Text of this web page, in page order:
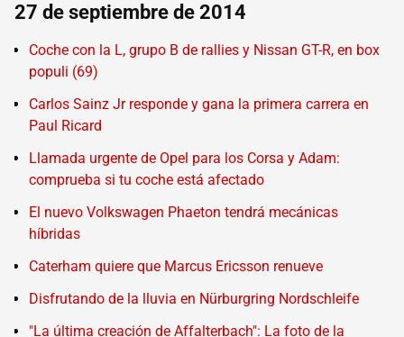
27 de septiembre de 2014
Coche con la L, grupo B de rallies y Nissan GT-R, en box
populi (69)
Carlos Sainz Jr responde y gana la primera carrera en
Paul Ricard
Llamada urgente de Opel para los Corsa y Adam:
comprueba si tu coche está afectado
El nuevo Volkswagen Phaeton tendrá mecánicas
híbridas
Caterham quiere que Marcus Ericsson renueve
Disfrutando de la lluvia en Nürburgring Nordschleife
"La última creación de Affalterbach": La foto de la